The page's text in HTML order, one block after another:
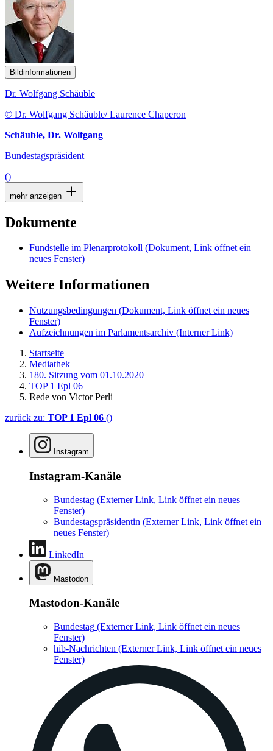
Bildinformationen
Dr. Wolfgang Schäuble
© Dr. Wolfgang Schäuble/ Laurence Chaperon
Schäuble, Dr. Wolfgang
Bundestagspräsident
()
mehr anzeigen
Dokumente
Fundstelle im Plenarprotokoll (Dokument, Link öffnet ein
neues Fenster)
Weitere Informationen
Nutzungsbedingungen (Dokument, Link öffnet ein neues
Fenster)
Aufzeichnungen im Parlamentsarchiv (Interner Link)
Startseite
Mediathek
180. Sitzung vom 01.10.2020
TOP 1 Epl 06
Rede von Victor Perli
zurück zu: TOP 1 Epl 06 ()
Instagram
Instagram-Kanäle
Bundestag (Externer Link, Link öffnet ein neues
Fenster)
Bundestagspräsidentin (Externer Link, Link öffnet ein
neues Fenster)
LinkedIn
Mastodon
Mastodon-Kanäle
Bundestag (Externer Link, Link öffnet ein neues
Fenster)
hib-Nachrichten (Externer Link, Link öffnet ein neues
Fenster)